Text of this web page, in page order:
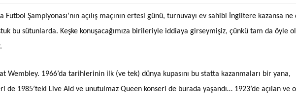
Futbol Şampiyonası’nın açılış maçının ertesi günü, turnuvayı ev sahibi İngiltere kazansa ne
bu sütunlarda. Keşke konuşacağımıza birileriyle iddiaya girseymişiz, çünkü tam da öyle
Wembley. 1966’da tarihlerinin ilk (ve tek) dünya kupasını bu statta kazanmaları bir yana,
de 1985’teki Live Aid ve unutulmaz Queen konseri de burada yaşandı… 1923’de açılan ve o